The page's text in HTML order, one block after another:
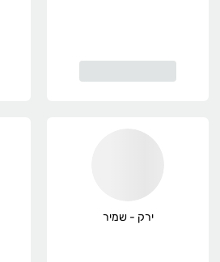
ירק - שמיר